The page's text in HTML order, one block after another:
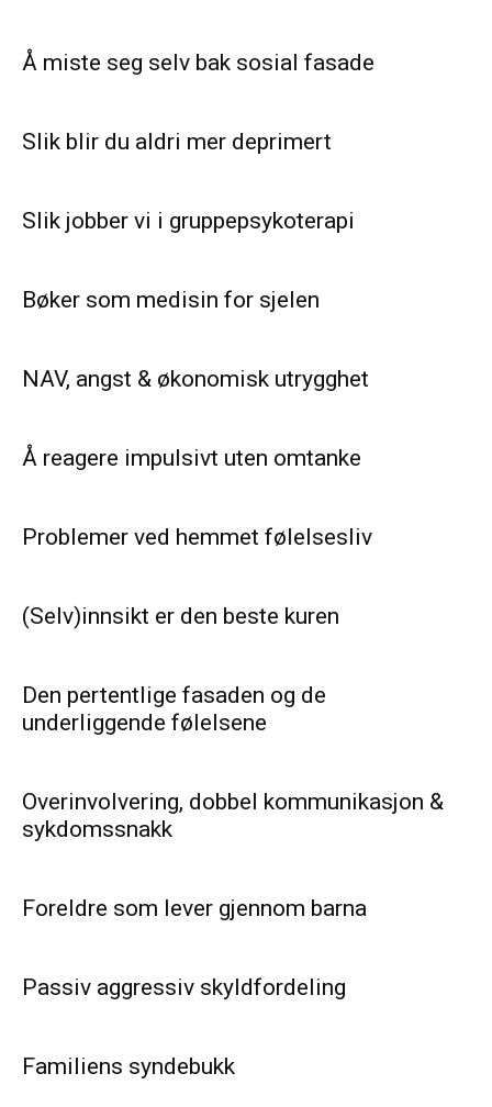
Å miste seg selv bak sosial fasade
Slik blir du aldri mer deprimert
Slik jobber vi i gruppepsykoterapi
Bøker som medisin for sjelen
NAV, angst & økonomisk utrygghet
Å reagere impulsivt uten omtanke
Problemer ved hemmet følelsesliv
(Selv)innsikt er den beste kuren
Den pertentlige fasaden og de
underliggende følelsene
Overinvolvering, dobbel kommunikasjon &
sykdomssnakk
Foreldre som lever gjennom barna
Passiv aggressiv skyldfordeling
Familiens syndebukk